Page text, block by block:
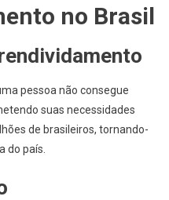
no Brasil
pessoa não consegue
suas necessidades
de brasileiros, tornando-
do país.